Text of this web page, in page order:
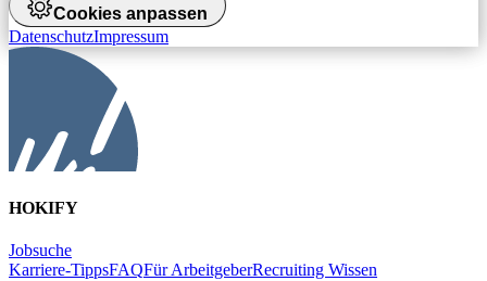
Cookies anpassen
DatenschutzImpressum
HOKIFY
Jobsuche
Karriere-TippsFAQFür ArbeitgeberRecruiting Wissen